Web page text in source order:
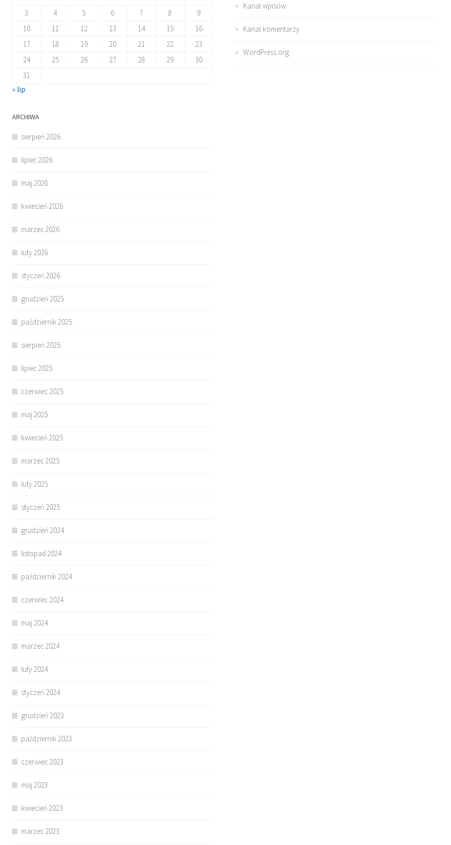
3
4 5 6 7 8
9
10
11 12 13 14 15
16
17
18 19 20 21 22
23
24
25 26 27 28 29
30
31
« lip
ARCHIWA
sierpień 2026
lipiec 2026
maj 2026
kwiecień 2026
marzec 2026
luty 2026
styczeń 2026
grudzień 2025
październik 2025
sierpień 2025
lipiec 2025
czerwiec 2025
maj 2025
kwiecień 2025
marzec 2025
luty 2025
styczeń 2025
grudzień 2024
listopad 2024
październik 2024
czerwiec 2024
maj 2024
marzec 2024
luty 2024
styczeń 2024
grudzień 2023
październik 2023
czerwiec 2023
maj 2023
kwiecień 2023
marzec 2023
Kanał wpisów
Kanał komentarzy
WordPress.org